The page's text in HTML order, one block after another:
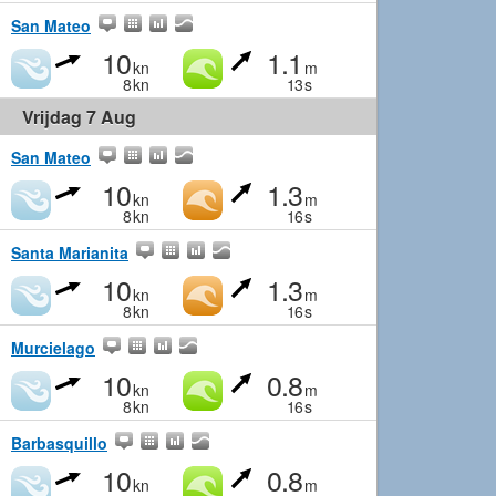
San Mateo
10kn
8kn
1.1 m
13s
Vrijdag 7 Aug
San Mateo
10kn
8kn
1.3m
16s
Santa Marianita
10kn
8kn
1.3m
16s
Murcielago
10kn
8kn
0.8m
16s
Barbasquillo
10kn 0.8m